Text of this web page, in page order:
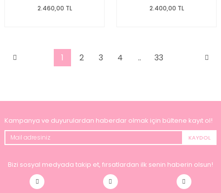
2.460,00 TL 2.400,00 TL
1 2 3 4 .. 33
Kampanya ve duyurulardan haberdar olmak için bültene kayıt ol!
KAYDOL
Bizi sosyal medyada takip et, fırsatlardan ilk senin haberin olsun!